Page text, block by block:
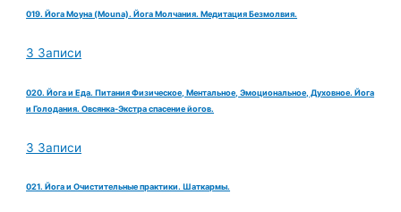
019. Йога Моуна (Mouna). Йога Молчания. Медитация Безмолвия.
3 Записи
020. Йога и Еда. Питания Физическое, Ментальное, Эмоциональное, Духовное. Йога
и Голодания. Овсянка-Экстра спасение йогов.
3 Записи
021. Йога и Очистительные практики. Шаткармы.